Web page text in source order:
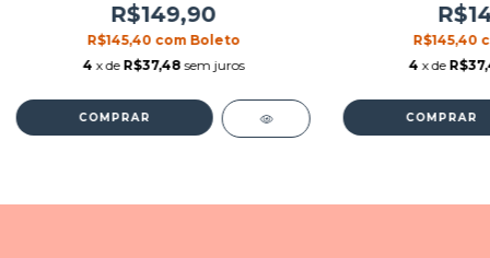
R$149,90
R$145,40 com Boleto
4 x de R$37,48 sem juros
COMPRAR
R$145,40
4 x de
COMPRAR